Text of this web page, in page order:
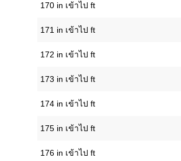
170 in เข้าไป ft
171 in เข้าไป ft
172 in เข้าไป ft
173 in เข้าไป ft
174 in เข้าไป ft
175 in เข้าไป ft
176 in เข้าไป ft